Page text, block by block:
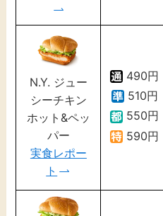
N.Y. ジュー
シーチキン
ホット&ペッ
パー
実食レポー
ト
490円
510円
550円
590円